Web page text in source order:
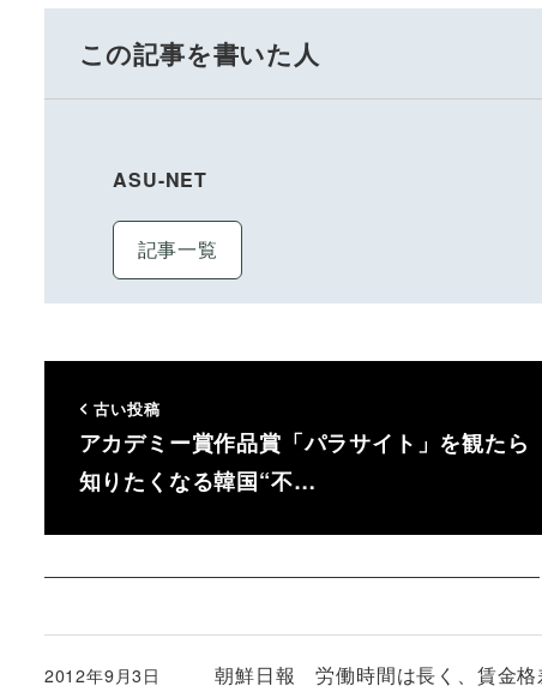
この記事を書いた人
ASU-NET
記事一覧
古い投稿
アカデミー賞作品賞「パラサイト」を観たら
知りたくなる韓国“不…
朝鮮日報 労働時間は長く、賃金格
投稿日
2012年9月3日